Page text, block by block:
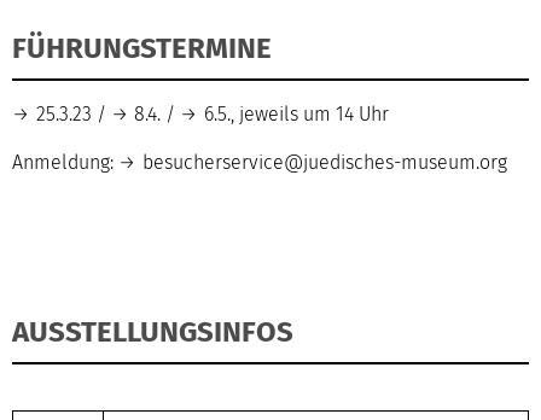
FÜHRUNGSTERMINE
25.3.23 / 8.4. / 6.5., jeweils um 14 Uhr
Anmeldung: besucherservice@juedisches-museum.org
AUSSTELLUNGSINFOS